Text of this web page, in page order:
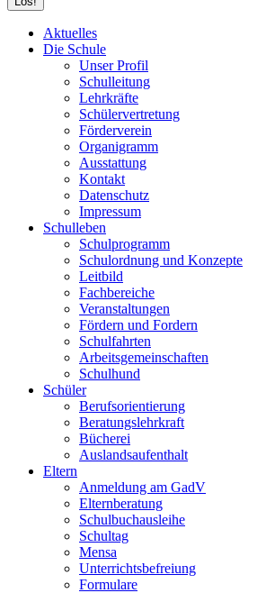
Aktuelles
Die Schule
Unser Profil
Schulleitung
Lehrkräfte
Schülervertretung
Förderverein
Organigramm
Ausstattung
Kontakt
Datenschutz
Impressum
Schulleben
Schulprogramm
Schulordnung und Konzepte
Leitbild
Fachbereiche
Veranstaltungen
Fördern und Fordern
Schulfahrten
Arbeitsgemeinschaften
Schulhund
Schüler
Berufsorientierung
Beratungslehrkraft
Bücherei
Auslandsaufenthalt
Eltern
Anmeldung am GadV
Elternberatung
Schulbuchausleihe
Schultag
Mensa
Unterrichtsbefreiung
Formulare